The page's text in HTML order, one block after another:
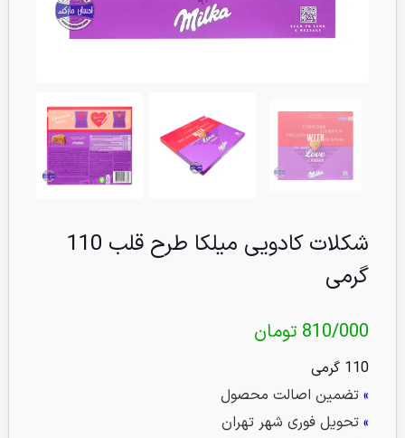
شکلات کادویی میلکا طرح قلب 110
گرمی
810/000 تومان
110 گرمی
» تضمین اصالت محصول
» تحویل فوری شهر تهران